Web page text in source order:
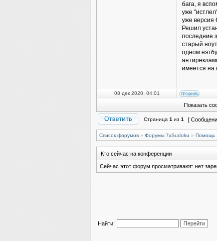
бага, я
уже
уже версия
Решил
последние
старый
одном
имеется на
08 дек 2020, 04:01
Показать
Страница 1 из 1 [
Список форумов » Форумы 7xSudoku » Помощь
Кто сейчас на конференции
Сейчас этот форум просматривают: нет
Найти: